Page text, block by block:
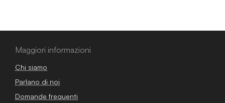
Maggiori informazioni
Chi siamo
Parlano di noi
Domande frequenti